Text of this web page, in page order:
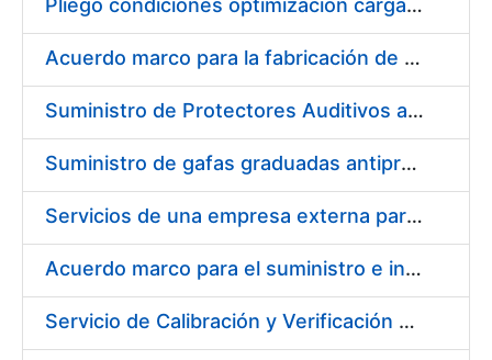
Show/Hide
Pliego condiciones optimización cargas compras firmado
Acuerdo marco para la fabricación de piezas
Suministro de Protectores Auditivos a medida para las personas trabajadoras de los Centros de Trabajo de Madrid y Burgos
Suministro de gafas graduadas antiproyecciones para los trabajadores de la FNMT-RCM en los centros de trabajo de Madrid y Burgos
Servicios de una empresa externa para el asesoramiento y resolución de los recursos de alzada que se presentan relacionados con procesos de selección para la FNMT-RCM
Acuerdo marco para el suministro e instalación de persianas, estores y otros complementos
Servicio de Calibración y Verificación Externa de los Equipos de Medición del Servicio de Prevención de la FNMT-RCM